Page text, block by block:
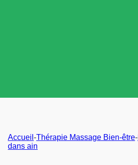
Accueil -Thérapie Massage Bien-être-
dans ain